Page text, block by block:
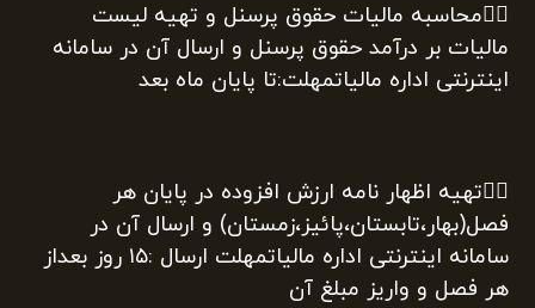
۴️⃣محاسبه مالیات حقوق پرسنل و تهیه لیست
مالیات بر درآمد حقوق پرسنل و ارسال آن در سامانه
اینترنتی اداره مالیاتمهلت:تا پایان ماه بعد
۵️⃣تهیه اظهار نامه ارزش افزوده در پایان هر
فصل(بهار،تابستان،پائیز،زمستان) و ارسال آن در
سامانه اینترنتی اداره مالیاتمهلت ارسال :۱۵ روز بعداز
هر فصل و واریز مبلغ آن